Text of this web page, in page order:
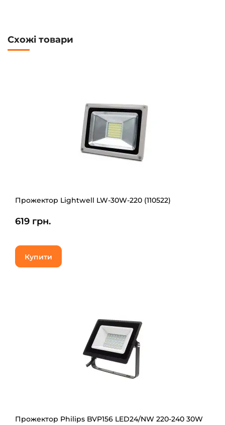
Схожі товари
Прожектор Lightwell LW-30W-220 (110522)
619 грн.
Купити
Прожектор Philips BVP156 LED24/NW 220-240 30W